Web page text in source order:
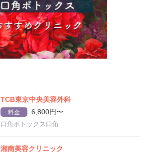
TCB東京中央美容外科
料金 6,800円〜
口角ボトックス口角
湘南美容クリニック